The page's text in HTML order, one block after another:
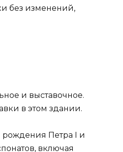
без изменений,
и выставочное.
в этом здании.
Петра I и
включая